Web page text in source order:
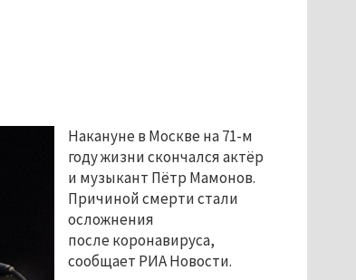
Накануне в Москве на 71-м
году жизни скончался актёр
и музыкант Пётр Мамонов.
Причиной смерти стали
осложнения
после коронавируса,
сообщает РИА Новости.